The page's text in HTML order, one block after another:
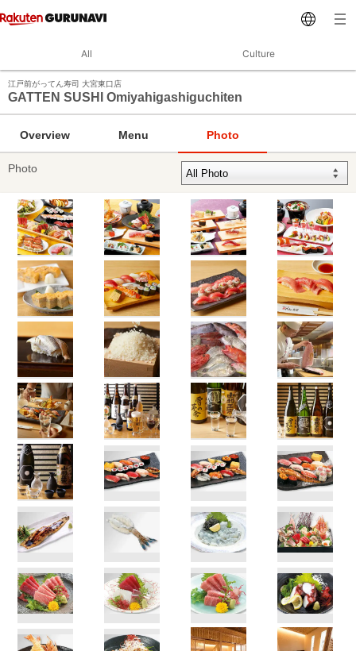
All Culture
江戸前がってん寿司 大宮東口店
GATTEN SUSHI Omiyahigashiguchiten
Overview Menu Photo
Photo